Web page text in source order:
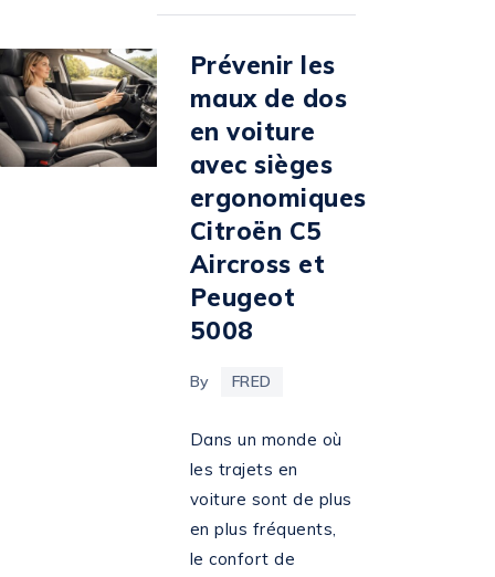
Prévenir les
maux de dos
en voiture
avec sièges
ergonomiques
Citroën C5
Aircross et
Peugeot
5008
By FRED
Dans un monde où
les trajets en
voiture sont de plus
en plus fréquents,
le confort de